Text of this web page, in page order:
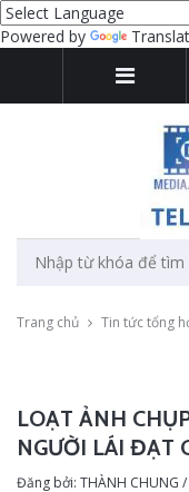
Powered by
Trang chủ Tin tức tổng
LOẠT ẢNH
NGƯỜI LÁI ĐẠT
Đăng bởi: THÀNH CHUNG